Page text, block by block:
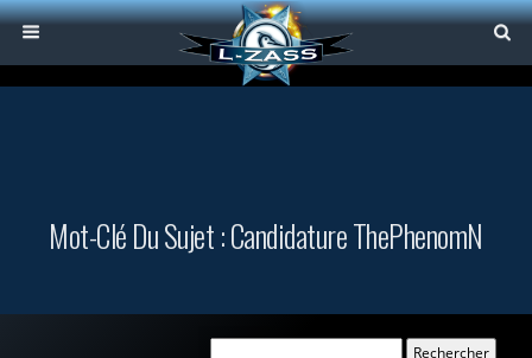
Mot-Clé Du Sujet : Candidature ThePhenomN